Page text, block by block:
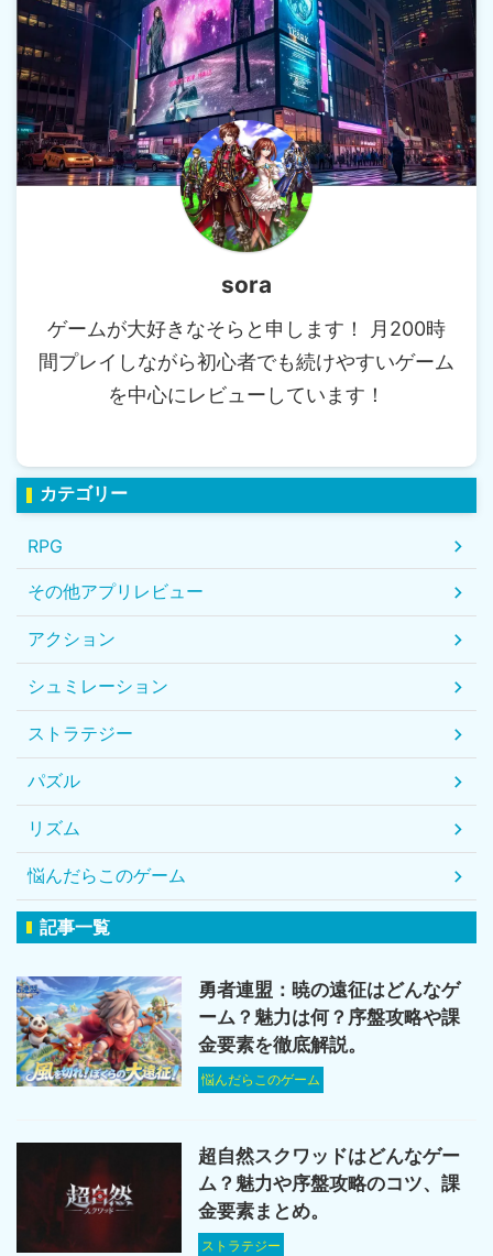
sora
ゲームが大好きなそらと申します！ 月200時
間プレイしながら初心者でも続けやすいゲーム
を中心にレビューしています！
カテゴリー
RPG
その他アプリレビュー
アクション
シュミレーション
ストラテジー
パズル
リズム
悩んだらこのゲーム
記事一覧
勇者連盟：暁の遠征はどんなゲ
ーム？魅力は何？序盤攻略や課
金要素を徹底解説。
悩んだらこのゲーム
超自然スクワッドはどんなゲー
ム？魅力や序盤攻略のコツ、課
金要素まとめ。
ストラテジー